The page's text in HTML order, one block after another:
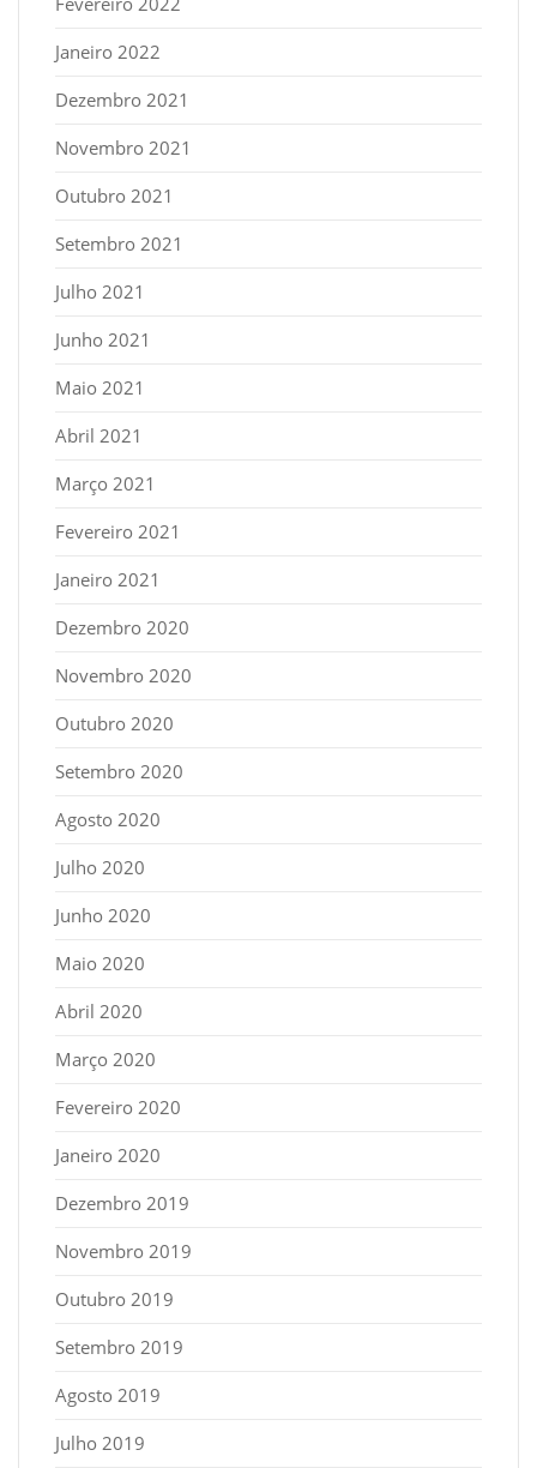
Janeiro 2022
Dezembro 2021
Novembro 2021
Outubro 2021
Setembro 2021
Julho 2021
Junho 2021
Maio 2021
Abril 2021
Março 2021
Fevereiro 2021
Janeiro 2021
Dezembro 2020
Novembro 2020
Outubro 2020
Setembro 2020
Agosto 2020
Julho 2020
Junho 2020
Maio 2020
Abril 2020
Março 2020
Fevereiro 2020
Janeiro 2020
Dezembro 2019
Novembro 2019
Outubro 2019
Setembro 2019
Agosto 2019
Julho 2019